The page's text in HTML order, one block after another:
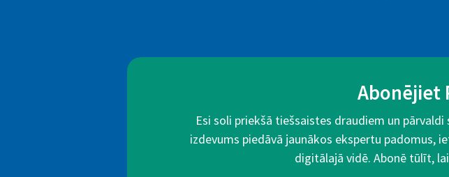
Abonējiet
Esi soli priekšā tiešsaistes draudiem un
izdevums piedāvā jaunākos ekspertu padomus,
digitālajā vidē. Abonē tūlīt,